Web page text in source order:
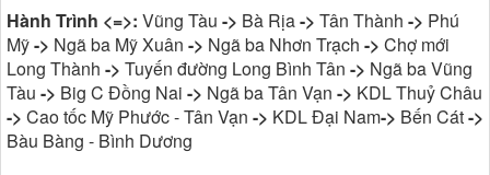
Hành Trình <=>: Vũng Tàu -> Bà Rịa-> Tân Thành -> Phú
Mỹ-> Ngã ba Mỹ Xuân -> Ngã ba Nhơn Trạch -> Chợ mới
Long Thành -> Tuyến đường Long Bình Tân -> Ngã ba Vũng
Tàu -> Big C Đồng Nai -> Ngã ba Tân Vạn -> KDL Thuỷ Châu
-> Cao tốc Mỹ Phước - Tân Vạn -> KDL Đại Nam-> Bến Cát->
Bàu Bàng - Bình Dương